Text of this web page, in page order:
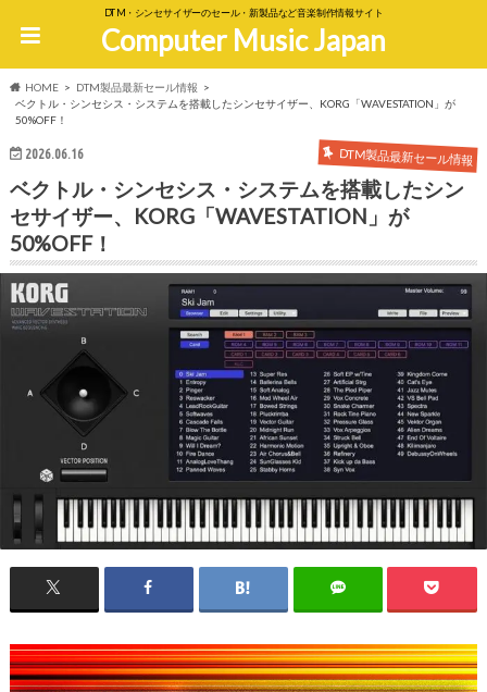
DTM・シンセサイザーのセール・新製品など音楽制作情報サイト
Computer Music Japan
HOME
DTM製品最新セール情報
ベクトル・シンセシス・システムを搭載したシンセサイザー、KORG「WAVESTATION」が
50%OFF！
2026.06.16 DTM製品最新セール情報
ベクトル・シンセシス・システムを搭載したシン
セサイザー、KORG「WAVESTATION」が
50%OFF！